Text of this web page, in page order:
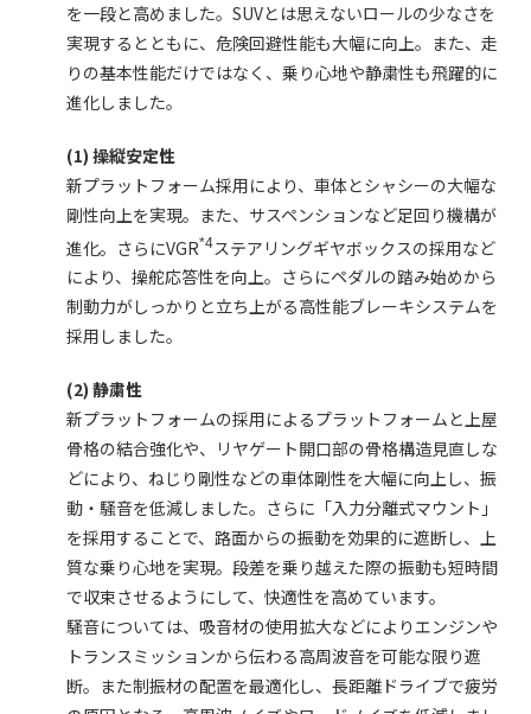
を一段と高めました。SUVとは思えないロールの少なさを
実現するとともに、危険回避性能も大幅に向上。また、走
りの基本性能だけではなく、乗り心地や静粛性も飛躍的に
進化しました。
(1) 操縦安定性
新プラットフォーム採用により、車体とシャシーの大幅な
剛性向上を実現。また、サスペンションなど足回り機構が
進化。さらにVGR*4ステアリングギヤボックスの採用など
により、操舵応答性を向上。さらにペダルの踏み始めから
制動力がしっかりと立ち上がる高性能ブレーキシステムを
採用しました。
(2) 静粛性
新プラットフォームの採用によるプラットフォームと上屋
骨格の結合強化や、リヤゲート開口部の骨格構造見直しな
どにより、ねじり剛性などの車体剛性を大幅に向上し、振
動・騒音を低減しました。さらに「入力分離式マウント」
を採用することで、路面からの振動を効果的に遮断し、上
質な乗り心地を実現。段差を乗り越えた際の振動も短時間
で収束させるようにして、快適性を高めています。
騒音については、吸音材の使用拡大などによりエンジンや
トランスミッションから伝わる高周波音を可能な限り遮
断。また制振材の配置を最適化し、長距離ドライブで疲労